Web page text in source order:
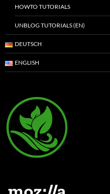
HOWTO TUTORIALS
UNBLOG TUTORIALS (EN)
DEUTSCH
ENGLISH